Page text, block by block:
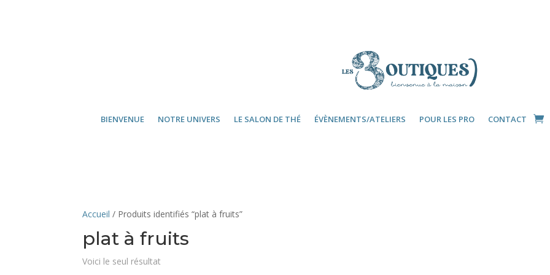
BIENVENUE NOTRE UNIVERS LE SALON DE THÉ ÉVÈNEMENTS/ATELIERS POUR LES PRO CONTACT
Accueil / Produits identifiés “plat à fruits”
plat à fruits
Voici le seul résultat